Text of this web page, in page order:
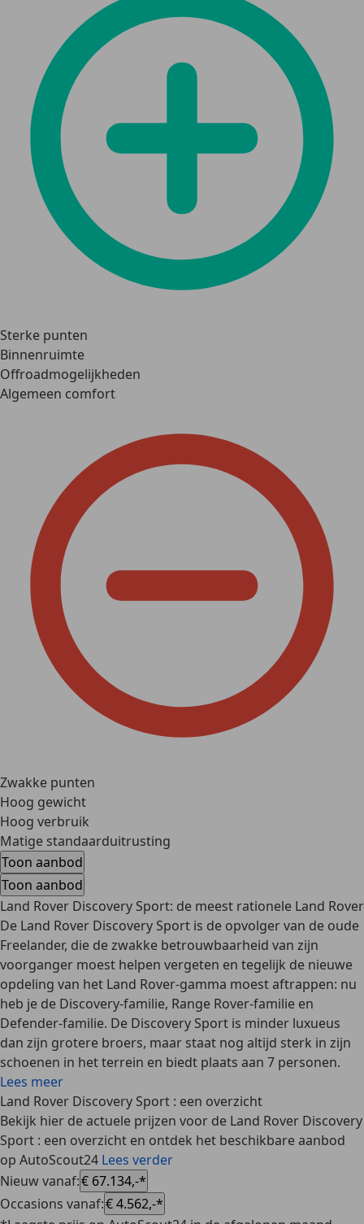
Sterke punten
Binnenruimte
Offroadmogelijkheden
Algemeen comfort
Zwakke punten
Hoog gewicht
Hoog verbruik
Matige standaarduitrusting
Toon aanbod
Toon aanbod
Land Rover Discovery Sport: de meest rationele Land Rover
De Land Rover Discovery Sport is de opvolger van de oude
Freelander, die de zwakke betrouwbaarheid van zijn
voorganger moest helpen vergeten en tegelijk de nieuwe
opdeling van het Land Rover-gamma moest aftrappen: nu
heb je de Discovery-familie, Range Rover-familie en
Defender-familie. De Discovery Sport is minder luxueus
dan zijn grotere broers, maar staat nog altijd sterk in zijn
schoenen in het terrein en biedt plaats aan 7 personen.
Lees meer
Land Rover Discovery Sport : een overzicht
Bekijk hier de actuele prijzen voor de Land Rover Discovery
Sport : een overzicht en ontdek het beschikbare aanbod
op AutoScout24 Lees verder
Nieuw vanaf:€ 67.134,-*
Occasions vanaf:€ 4.562,-*